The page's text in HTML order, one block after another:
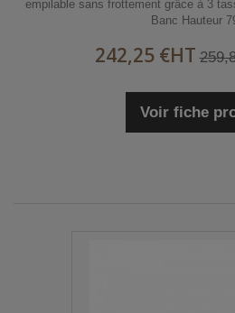
empilable sans frottement grâce à 3
Banc Hauteur
242,25 €HT
Voir fiche